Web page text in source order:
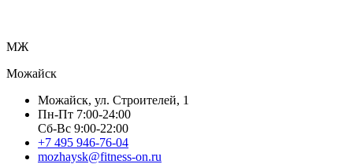
МЖ
Можайск
Можайск, ул. Строителей, 1
Пн-Пт 7:00-24:00
Сб-Вс 9:00-22:00
+7 495 946-76-04
mozhaysk@fitness-on.ru